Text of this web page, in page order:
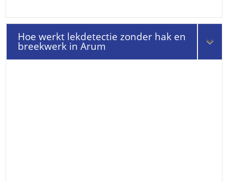
Hoe werkt lekdetectie zonder hak en
breekwerk in Arum